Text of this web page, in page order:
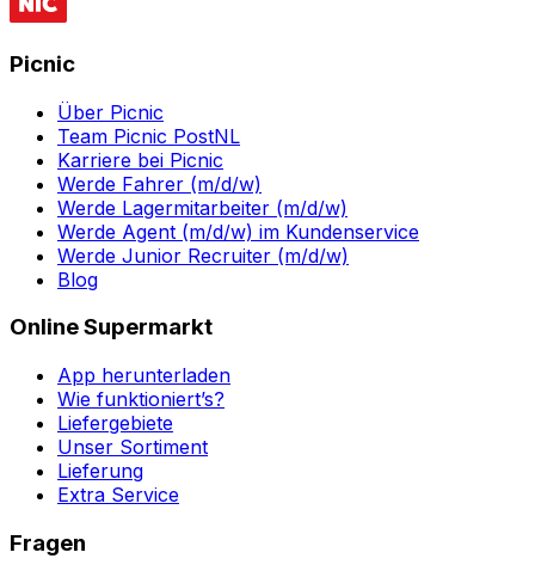
Picnic
Über Picnic
Team Picnic PostNL
Karriere bei Picnic
Werde Fahrer (m/d/w)
Werde Lagermitarbeiter (m/d/w)
Werde Agent (m/d/w) im Kundenservice
Werde Junior Recruiter (m/d/w)
Blog
Online Supermarkt
App herunterladen
Wie funktioniert’s?
Liefergebiete
Unser Sortiment
Lieferung
Extra Service
Fragen